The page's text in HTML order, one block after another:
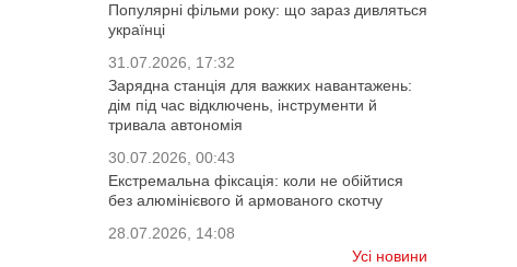
Популярні фільми року: що зараз дивляться
українці
31.07.2026, 17:32
Зарядна станція для важких навантажень:
дім під час відключень, інструменти й
тривала автономія
30.07.2026, 00:43
Екстремальна фіксація: коли не обійтися
без алюмінієвого й армованого скотчу
28.07.2026, 14:08
Усі новини